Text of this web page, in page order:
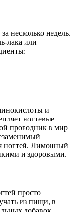
несколько недель.
лака или
и
ногтевые
проводник в мир
ногтей. Лимонный
и здоровыми.
просто
из пищи, в
добавок.